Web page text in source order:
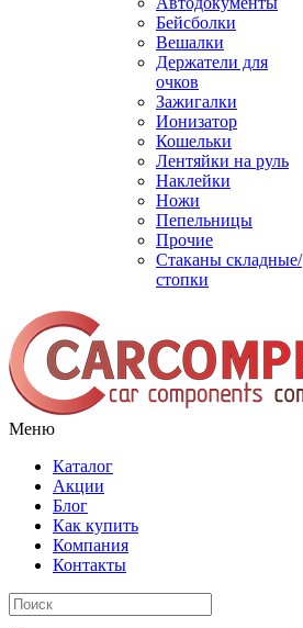
Бейсболки
Вешалки
Держатели для
очков
Зажигалки
Ионизатор
Кошельки
Лентяйки на руль
Наклейки
Ножи
Пепельницы
Прочие
Стаканы складные/
стопки
Меню
Каталог
Акции
Блог
Как купить
Компания
Контакты